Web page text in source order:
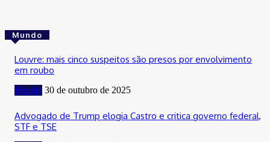
Mundo
Louvre: mais cinco suspeitos são presos por envolvimento
em roubo
Mundo 30 de outubro de 2025
Advogado de Trump elogia Castro e critica governo federal,
STF e TSE